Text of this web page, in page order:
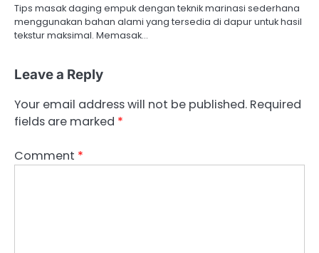
Tips masak daging empuk dengan teknik marinasi sederhana
menggunakan bahan alami yang tersedia di dapur untuk hasil
tekstur maksimal. Memasak…
Leave a Reply
Your email address will not be published. Required
fields are marked *
Comment *